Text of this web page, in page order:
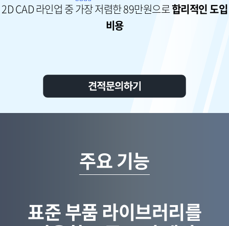
2D CAD 라인업 중 가장 저렴한 89만원으로합리적인 도입
비용
주요 기능
표준 부품 라이브러리를